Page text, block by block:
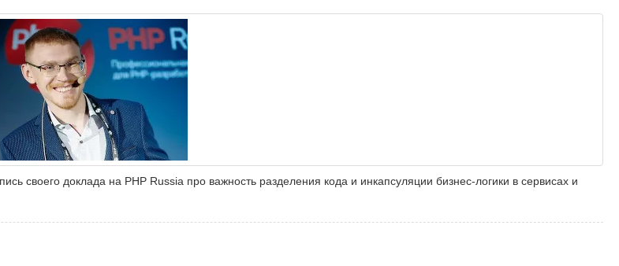
своего доклада на PHP Russia про важность разделения кода и инкапсуляции бизнес-логики в сервисах и